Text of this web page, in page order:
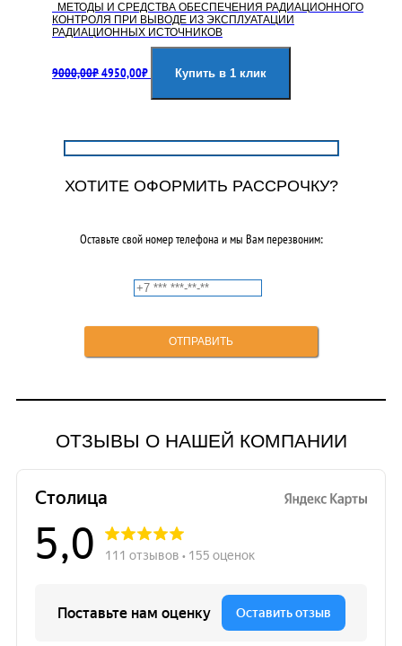
МЕТОДЫ И СРЕДСТВА ОБЕСПЕЧЕНИЯ РАДИАЦИОННОГО
КОНТРОЛЯ ПРИ ВЫВОДЕ ИЗ ЭКСПЛУАТАЦИИ
РАДИАЦИОННЫХ ИСТОЧНИКОВ
9000,00₽цена
4950,00₽цена:
Купить в 1 клик
ХОТИТЕ ОФОРМИТЬ РАССРОЧКУ?
Оставьте свой номер телефона и мы Вам перезвоним:
ОТЗЫВЫ О НАШЕЙ КОМПАНИИ